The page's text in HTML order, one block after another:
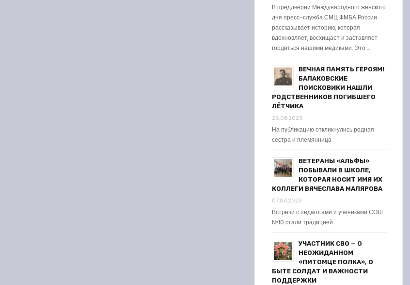
В преддверии Международного женского
дня пресс-служба СМЦ ФМБА России
рассказывает историю, которая
вдохновляет, восхищает и заставляет
гордиться нашими медиками. Это …
ВЕЧНАЯ ПАМЯТЬ ГЕРОЯМ!
БАЛАКОВСКИЕ
ПОИСКОВИКИ НАШЛИ
РОДСТВЕННИКОВ ПОГИБШЕГО
ЛЁТЧИКА
26.08.2023
На публикацию откликнулись родная
сестра и племянница
ВЕТЕРАНЫ «АЛЬФЫ»
ПОБЫВАЛИ В ШКОЛЕ,
КОТОРАЯ НОСИТ ИМЯ ИХ
КОЛЛЕГИ ВЯЧЕСЛАВА МАЛЯРОВА
07.04.2023
Встречи с педагогами и учениками СОШ
№10 стали традицией
УЧАСТНИК СВО — О
НЕОЖИДАННОМ
«ПИТОМЦЕ ПОЛКА», О
БЫТЕ СОЛДАТ И ВАЖНОСТИ
ПОДДЕРЖКИ